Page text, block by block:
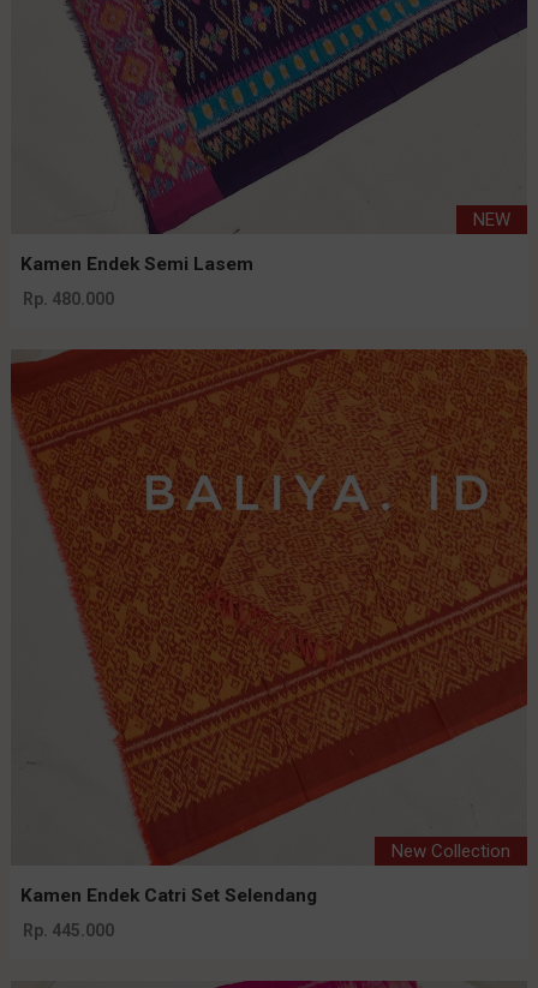
NEW
Kamen Endek Semi Lasem
Rp. 480.000
New Collection
Kamen Endek Catri Set Selendang
Rp. 445.000